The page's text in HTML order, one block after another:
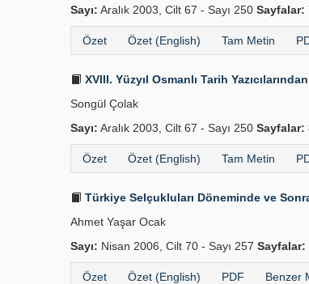
Sayı: Aralık 2003, Cilt 67 - Sayı 250 Sayfalar:
Özet Özet (English) Tam Metin
XVIII. Yüzyıl Osmanlı Tarih
Songül Çolak
Sayı: Aralık 2003, Cilt 67 - Sayı 250 Sayfalar:
Özet Özet (English) Tam Metin
Türkiye Selçukluları Döneminde ve
Ahmet Yaşar Ocak
Sayı: Nisan 2006, Cilt 70 - Sayı 257 Sayfalar:
Özet Özet (English) PDF Benzer